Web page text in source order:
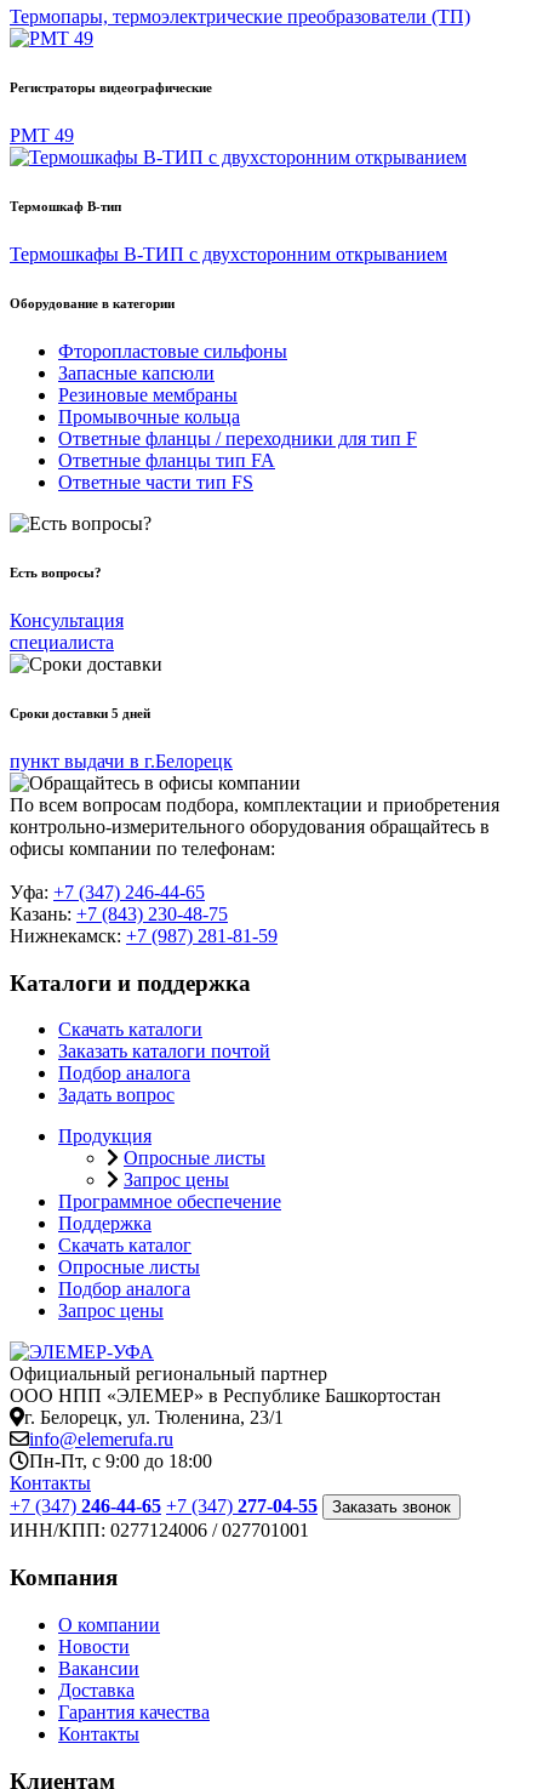
Термопары, термоэлектрические преобразователи (ТП)
Регистраторы видеографические
РМТ 49
Термошкаф B-тип
Термошкафы В-ТИП с двухсторонним открыванием
Оборудование в категории
Фторопластовые сильфоны
Запасные капсюли
Резиновые мембраны
Промывочные кольца
Ответные фланцы / переходники для тип F
Ответные фланцы тип FA
Ответные части тип FS
Есть вопросы?
Консультация
специалиста
Сроки доставки 5 дней
пункт выдачи в г.Белорецк
По всем вопросам подбора, комплектации и приобретения
контрольно-измерительного оборудования обращайтесь в
офисы компании по телефонам:
Уфа: +7 (347) 246-44-65
Казань: +7 (843) 230-48-75
Нижнекамск: +7 (987) 281-81-59
Каталоги и поддержка
Скачать каталоги
Заказать каталоги почтой
Подбор аналога
Задать вопрос
Продукция
Опросные листы
Запрос цены
Программное обеспечение
Поддержка
Скачать каталог
Опросные листы
Подбор аналога
Запрос цены
Официальный региональный партнер
ООО НПП «ЭЛЕМЕР» в Республике Башкортостан
г. Белорецк, ул. Тюленина, 23/1
info@elemerufa.ru
Пн-Пт, с 9:00 до 18:00
Контакты
+7 (347) 246-44-65 +7 (347) 277-04-55 Заказать звонок
ИНН/КПП: 0277124006 / 027701001
Компания
О компании
Новости
Вакансии
Доставка
Гарантия качества
Контакты
Клиентам